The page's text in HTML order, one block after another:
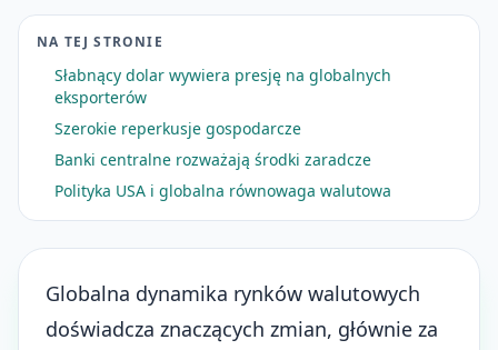
NA TEJ STRONIE
Słabnący dolar wywiera presję na globalnych
eksporterów
Szerokie reperkusje gospodarcze
Banki centralne rozważają środki zaradcze
Polityka USA i globalna równowaga walutowa
Globalna dynamika rynków walutowych
doświadcza znaczących zmian, głównie za